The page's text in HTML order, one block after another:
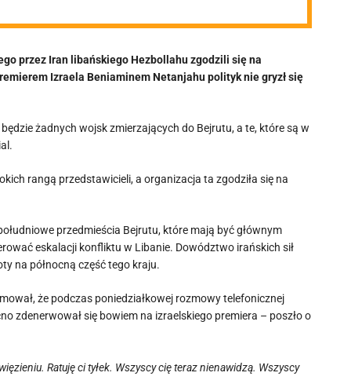
przez Iran libańskiego Hezbollahu zgodzili się na
Izraela Beniaminem Netanjahu polityk nie gryzł się
żadnych wojsk zmierzających do Bejrutu, a te, które są w
rangą przedstawicieli, a organizacja ta zgodziła się na
przedmieścia Bejrutu, które mają być głównym
eskalacji konfliktu w Libanie. Dowództwo irańskich sił
na północną część tego kraju.
że podczas poniedziałkowej rozmowy telefonicznej
zdenerwował się bowiem na izraelskiego premiera – poszło o
Ratuję ci tyłek. Wszyscy cię teraz nienawidzą. Wszyscy